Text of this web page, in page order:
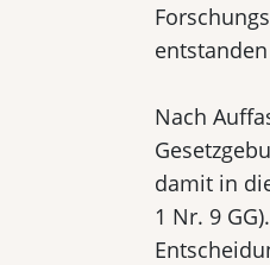
Nach
damit in
1 Nr. 9